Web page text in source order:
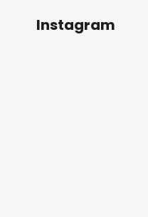
Instagram